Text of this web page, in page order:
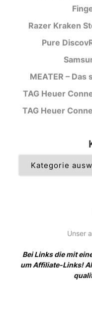
Razer Kraken
Pure
MEATER –
TAG Heuer
TAG Heuer
Unser
Bei Links die mit
um Affiliate-Links!